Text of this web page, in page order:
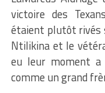
victoire des
étaient plutôt rivés
Ntilikina et le
eu leur moment
comme un grand